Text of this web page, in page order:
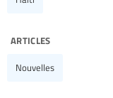
articles
Nouvelles